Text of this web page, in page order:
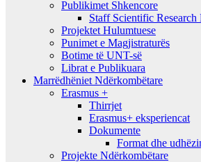
Publikimet Shkencore
Staff Scientific Research
Projektet Hulumtuese
Punimet e Magjistraturës
Botime të UNT-së
Librat e Publikuara
Marrëdhëniet Ndërkombëtare
Erasmus +
Thirrjet
Erasmus+ eksperiencat
Dokumente
Format dhe
Projekte Ndërkombëtare